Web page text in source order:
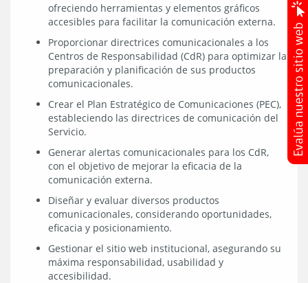
ofreciendo herramientas y elementos gráficos
accesibles para facilitar la comunicación externa.
Proporcionar directrices comunicacionales a los
Centros de Responsabilidad (CdR) para optimizar la
preparación y planificación de sus productos
comunicacionales.
Crear el Plan Estratégico de Comunicaciones (PEC),
estableciendo las directrices de comunicación del
Servicio.
Generar alertas comunicacionales para los CdR,
con el objetivo de mejorar la eficacia de la
comunicación externa.
Diseñar y evaluar diversos productos
comunicacionales, considerando oportunidades,
eficacia y posicionamiento.
Gestionar el sitio web institucional, asegurando su
máxima responsabilidad, usabilidad y
accesibilidad.